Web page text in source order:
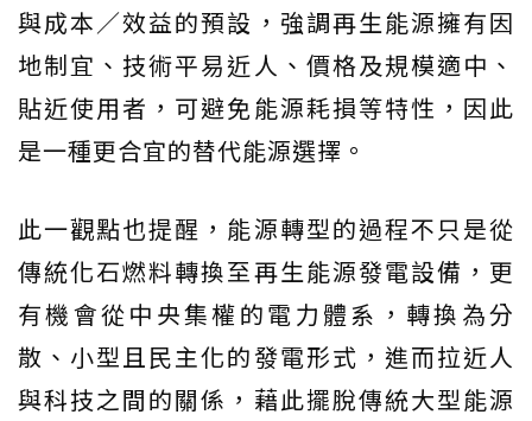
與成本／效益的預設，強調再生能源擁有因
地制宜、技術平易近人、價格及規模適中、
貼近使用者，可避免能源耗損等特性，因此
是一種更合宜的替代能源選擇。
此一觀點也提醒，能源轉型的過程不只是從
傳統化石燃料轉換至再生能源發電設備，更
有機會從中央集權的電力體系，轉換為分
散、小型且民主化的發電形式，進而拉近人
與科技之間的關係，藉此擺脫傳統大型能源